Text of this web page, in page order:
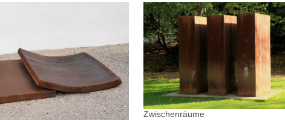
Zwischenräume